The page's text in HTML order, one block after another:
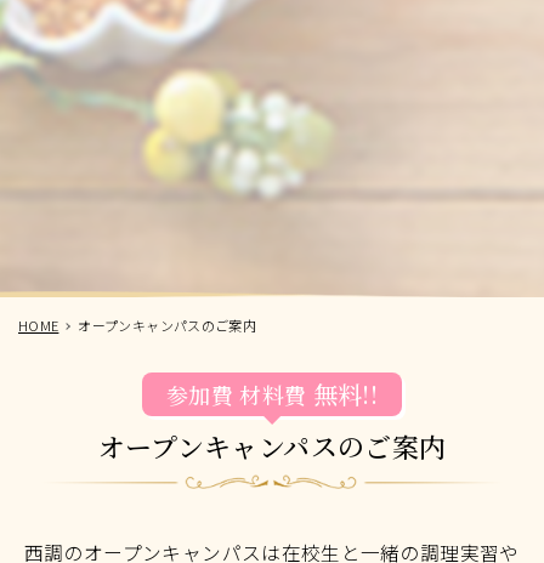
HOME オープンキャンパスのご案内
オープンキャンパスのご案内
参加費 材料費 無料!!
西調のオープンキャンパスは在校生と一緒の調理実習や